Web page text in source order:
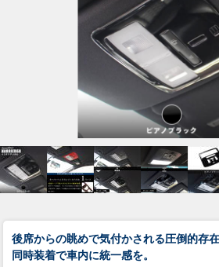
後席からの眺めで気付かされる圧倒的存
同時装着で車内に統一感を。